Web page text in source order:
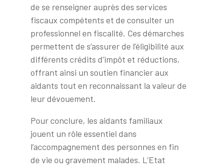
de se renseigner auprès des services
fiscaux compétents et de consulter un
professionnel en fiscalité. Ces démarches
permettent de s’assurer de l’éligibilité aux
différents crédits d’impôt et réductions,
offrant ainsi un soutien financier aux
aidants tout en reconnaissant la valeur de
leur dévouement.
Pour conclure, les aidants familiaux
jouent un rôle essentiel dans
l’accompagnement des personnes en fin
de vie ou gravement malades. L’Etat